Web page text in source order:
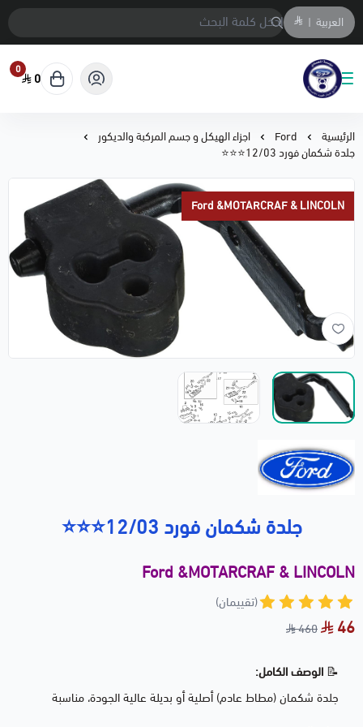
العربية |
متجر المحمادي لقطع السيارات
0
0
الرئيسية Ford
اجزاء الهيكل و جسم المركبة والديكور
جلدة شكمان فورد 12/03⭐⭐⭐
Ford &MOTARCRAF & LINCOLN
جلدة شكمان فورد 12/03⭐⭐⭐
Ford &MOTARCRAF & LINCOLN
(تقييمان)
46
460
📝 الوصف الكامل:
جلدة شكمان (مطاط عادم) أصلية أو بديلة عالية الجودة، مناسبة